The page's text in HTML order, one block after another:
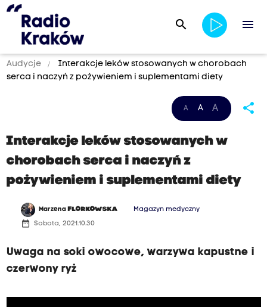
search menu
Audycje
Interakcje leków stosowanych w chorobach
serca i naczyń z pożywieniem i suplementami diety
A A A share
Interakcje leków stosowanych w
chorobach serca i naczyń z
pożywieniem i suplementami diety
Marzena FLORKOWSKA Magazyn medyczny
date_range Sobota, 2021.10.30
Uwaga na soki owocowe, warzywa kapustne i
czerwony ryż